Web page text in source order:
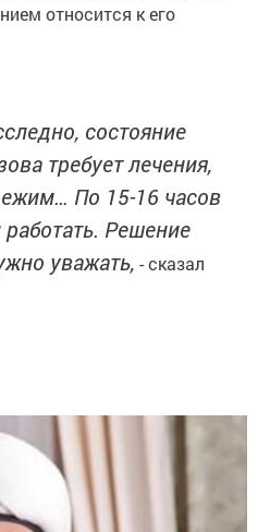
относится к его
состояние
требует лечения,
По 15-16 часов
Решение
уважать, - сказал